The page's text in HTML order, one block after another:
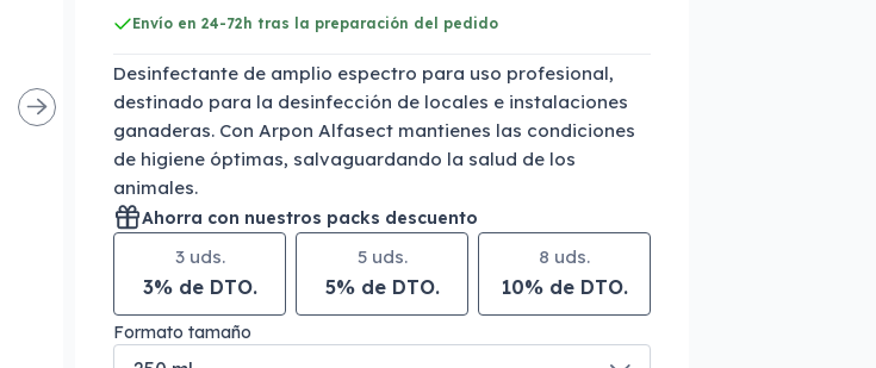
Envío en 24-72h tras la preparación del pedido
Desinfectante de amplio espectro para uso profesional,
destinado para la desinfección de locales e instalaciones
ganaderas. Con Arpon Alfasect mantienes las condiciones
de higiene óptimas, salvaguardando la salud de los
animales.
Ahorra con nuestros packs descuento
3 uds.
3% de DTO.
5 uds.
5% de DTO.
8 uds.
10% de DTO.
Formato tamaño